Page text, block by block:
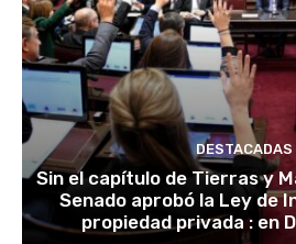
DESTACADAS
Sin el capítulo de Tierras y
Senado aprobó la Ley de
propiedad privada : en